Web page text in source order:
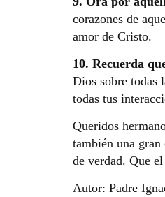
corazones de
amor de Cristo.
10. Recuerda
Dios sobre todas
todas tus
Queridos
también una
de verdad. Que
Autor: Padre